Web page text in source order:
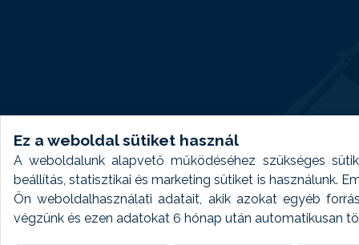
Ez a weboldal sütiket használ
A weboldalunk alapvető működéséhez szükséges
beállítás, statisztikai és marketing sütiket is használunk.
Ön weboldalhasználati adatait, akik azokat egyéb
végzünk és ezen adatokat 6 hónap után automatikusan